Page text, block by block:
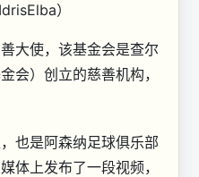
）
大使，该基金会是查尔
会）创立的慈善机构，
也是阿森纳足球俱乐部
体上发布了一段视频，